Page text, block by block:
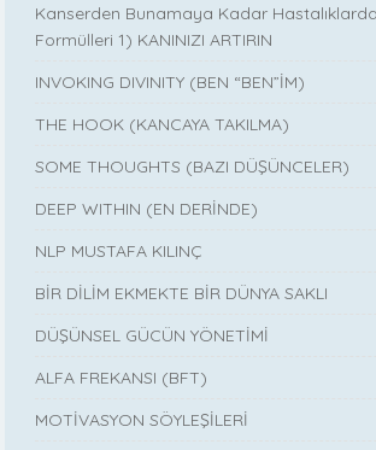
Kanserden Bunamaya Kadar
Formülleri 1) KANINIZI ARTIRIN
INVOKING DIVINITY (BEN “BEN”İM)
THE HOOK (KANCAYA TAKILMA)
SOME THOUGHTS (BAZI DÜŞÜNCELER)
DEEP WITHIN (EN DERİNDE)
NLP MUSTAFA KILINÇ
BİR DİLİM EKMEKTE BİR DÜNYA SAKLI
DÜŞÜNSEL GÜCÜN YÖNETİMİ
ALFA FREKANSI (BFT)
MOTİVASYON SÖYLEŞİLERİ